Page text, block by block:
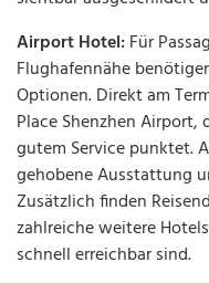
Airport Hotel:Für
Flughafennähe
Optionen. Direkt am
Place Shenzhen
gutem Service punktet.
gehobene Ausstattung
Zusätzlich finden
zahlreiche weitere
schnell erreichbar sind.